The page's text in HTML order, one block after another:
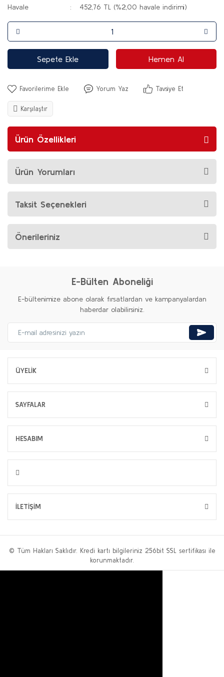
Havale
452,76 TL (%2,00 havale indirimi)
Sepete Ekle Hemen Al
Yorum Yaz Tavsiye Et
Karşılaştır
Ürün Özellikleri
Ürün Yorumları
Taksit Seçenekleri
Önerileriniz
E-Bülten Aboneliği
E-bültenimize abone olarak fırsatlardan ve kampanyalardan
haberdar olabilirsiniz.
ÜYELİK
SAYFALAR
HESABIM
İLETİŞİM
© Tüm Hakları Saklıdır. Kredi kartı bilgileriniz 256bit SSL sertifikası ile
korunmaktadır.